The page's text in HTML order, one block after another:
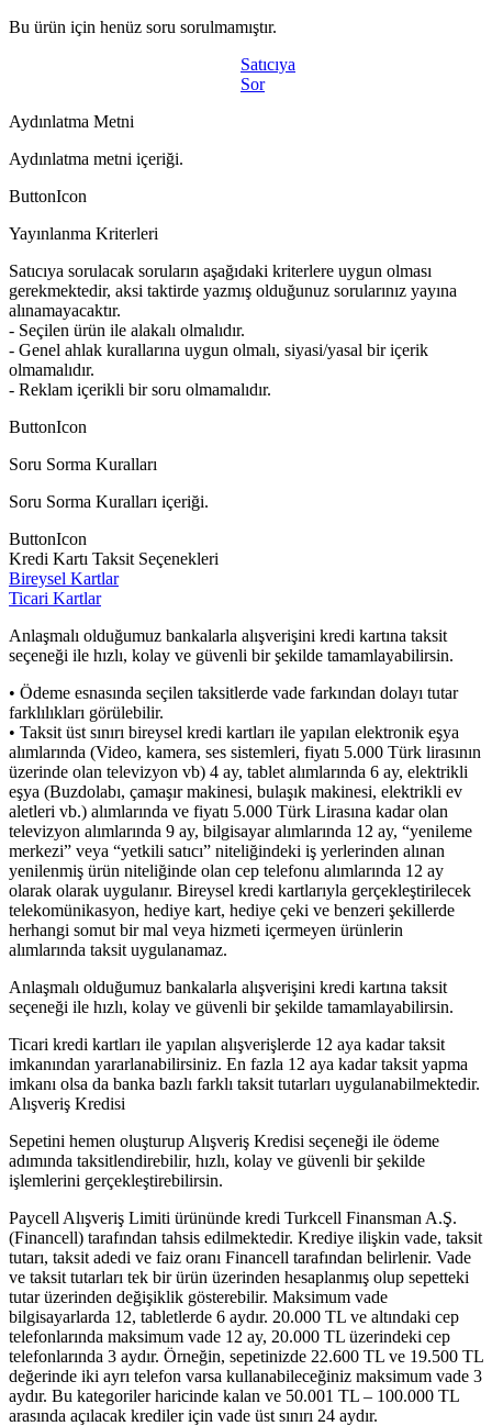
Bu ürün için henüz soru sorulmamıştır.
Satıcıya
Sor
Aydınlatma Metni
Aydınlatma metni içeriği.
ButtonIcon
Yayınlanma Kriterleri
Satıcıya sorulacak soruların aşağıdaki kriterlere uygun olması
gerekmektedir, aksi taktirde yazmış olduğunuz sorularınız yayına
alınamayacaktır.
- Seçilen ürün ile alakalı olmalıdır.
- Genel ahlak kurallarına uygun olmalı, siyasi/yasal bir içerik
olmamalıdır.
- Reklam içerikli bir soru olmamalıdır.
ButtonIcon
Soru Sorma Kuralları
Soru Sorma Kuralları içeriği.
ButtonIcon
Kredi Kartı Taksit Seçenekleri
Bireysel Kartlar
Ticari Kartlar
Anlaşmalı olduğumuz bankalarla alışverişini kredi kartına taksit
seçeneği ile hızlı, kolay ve güvenli bir şekilde tamamlayabilirsin.
• Ödeme esnasında seçilen taksitlerde vade farkından dolayı tutar
farklılıkları görülebilir.
• Taksit üst sınırı bireysel kredi kartları ile yapılan elektronik eşya
alımlarında (Video, kamera, ses sistemleri, fiyatı 5.000 Türk lirasının
üzerinde olan televizyon vb) 4 ay, tablet alımlarında 6 ay, elektrikli
eşya (Buzdolabı, çamaşır makinesi, bulaşık makinesi, elektrikli ev
aletleri vb.) alımlarında ve fiyatı 5.000 Türk Lirasına kadar olan
televizyon alımlarında 9 ay, bilgisayar alımlarında 12 ay, “yenileme
merkezi” veya “yetkili satıcı” niteliğindeki iş yerlerinden alınan
yenilenmiş ürün niteliğinde olan cep telefonu alımlarında 12 ay
olarak olarak uygulanır. Bireysel kredi kartlarıyla gerçekleştirilecek
telekomünikasyon, hediye kart, hediye çeki ve benzeri şekillerde
herhangi somut bir mal veya hizmeti içermeyen ürünlerin
alımlarında taksit uygulanamaz.
Anlaşmalı olduğumuz bankalarla alışverişini kredi kartına taksit
seçeneği ile hızlı, kolay ve güvenli bir şekilde tamamlayabilirsin.
Ticari kredi kartları ile yapılan alışverişlerde 12 aya kadar taksit
imkanından yararlanabilirsiniz. En fazla 12 aya kadar taksit yapma
imkanı olsa da banka bazlı farklı taksit tutarları uygulanabilmektedir.
Alışveriş Kredisi
Sepetini hemen oluşturup Alışveriş Kredisi seçeneği ile ödeme
adımında taksitlendirebilir, hızlı, kolay ve güvenli bir şekilde
işlemlerini gerçekleştirebilirsin.
Paycell Alışveriş Limiti ürününde kredi Turkcell Finansman A.Ş.
(Financell) tarafından tahsis edilmektedir. Krediye ilişkin vade, taksit
tutarı, taksit adedi ve faiz oranı Financell tarafından belirlenir. Vade
ve taksit tutarları tek bir ürün üzerinden hesaplanmış olup sepetteki
tutar üzerinden değişiklik gösterebilir. Maksimum vade
bilgisayarlarda 12, tabletlerde 6 aydır. 20.000 TL ve altındaki cep
telefonlarında maksimum vade 12 ay, 20.000 TL üzerindeki cep
telefonlarında 3 aydır. Örneğin, sepetinizde 22.600 TL ve 19.500 TL
değerinde iki ayrı telefon varsa kullanabileceğiniz maksimum vade 3
aydır. Bu kategoriler haricinde kalan ve 50.001 TL – 100.000 TL
arasında açılacak krediler için vade üst sınırı 24 aydır.